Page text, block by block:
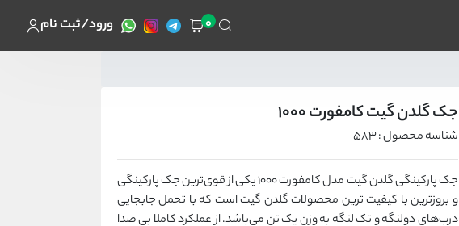
0 ورود/ثبت نام
جک گلدن گیت کامفورت 1000
شناسه محصول : 583
جک پارکینگی گلدن گیت مدل کامفورت 1000 یکی از قوی‌ترین جک پارکینگی
و بروزترین با کیفیت ترین محصولات گلدن گیت است که با تحمل جابجایی
درب‌های دولنگه و تک لنگه به وزن یک تن می‌باشد. از عملکرد کاملا بی صدا